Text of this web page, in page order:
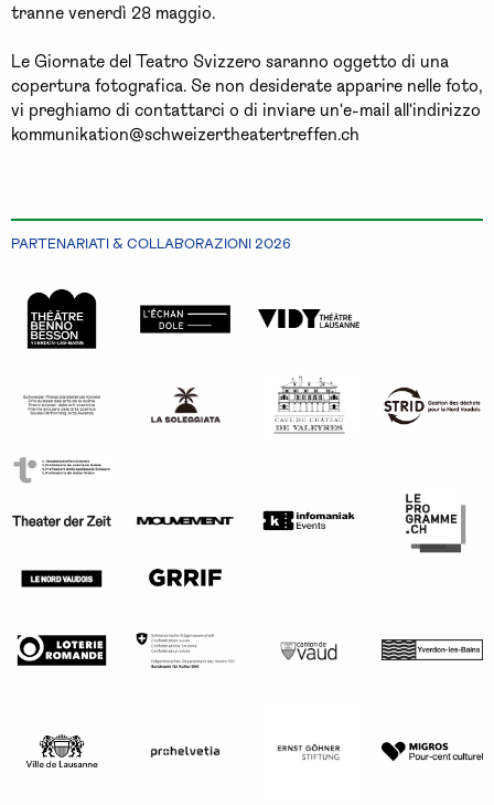
tranne venerdì 28 maggio.
Le Giornate del Teatro Svizzero saranno oggetto di una
copertura fotografica. Se non desiderate apparire nelle foto,
vi preghiamo di contattarci o di inviare un'e-mail all'indirizzo
kommunikation@schweizertheatertreffen.ch
PARTENARIATI & COLLABORAZIONI 2026